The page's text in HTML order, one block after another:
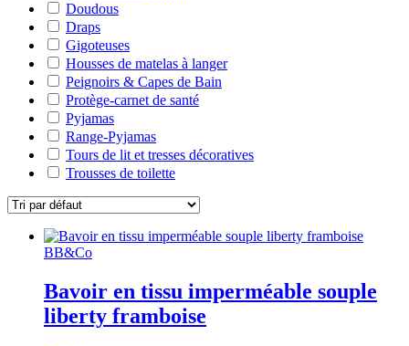
Doudous
Draps
Gigoteuses
Housses de matelas à langer
Peignoirs & Capes de Bain
Protège-carnet de santé
Pyjamas
Range-Pyjamas
Tours de lit et tresses décoratives
Trousses de toilette
BB&Co
Bavoir en tissu imperméable souple
liberty framboise